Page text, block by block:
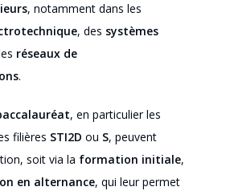
, notamment dans les
, des systèmes
réseaux de
.
, en particulier les
filières STI2D ou S, peuvent
soit via la formation initiale,
en alternance, qui leur permet